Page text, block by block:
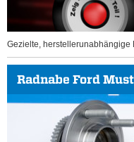
Gezielte, herstellerunabhängige
Radnabe Ford